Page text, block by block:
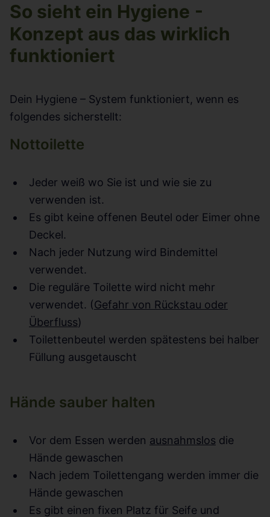
So sieht ein Hygiene -
Konzept aus das wirklich
funktioniert
Dein Hygiene – System funktioniert, wenn es
folgendes sicherstellt:
Nottoilette
Jeder weiß wo Sie ist und wie sie zu
verwenden ist.
Es gibt keine offenen Beutel oder Eimer ohne
Deckel.
Nach jeder Nutzung wird Bindemittel
verwendet.
Die reguläre Toilette wird nicht mehr
verwendet. (Gefahr von Rückstau oder
Überfluss)
Toilettenbeutel werden spätestens bei halber
Füllung ausgetauscht
Hände sauber halten
Vor dem Essen werden ausnahmslos die
Hände gewaschen
Nach jedem Toilettengang werden immer die
Hände gewaschen
Es gibt einen fixen Platz für Seife und